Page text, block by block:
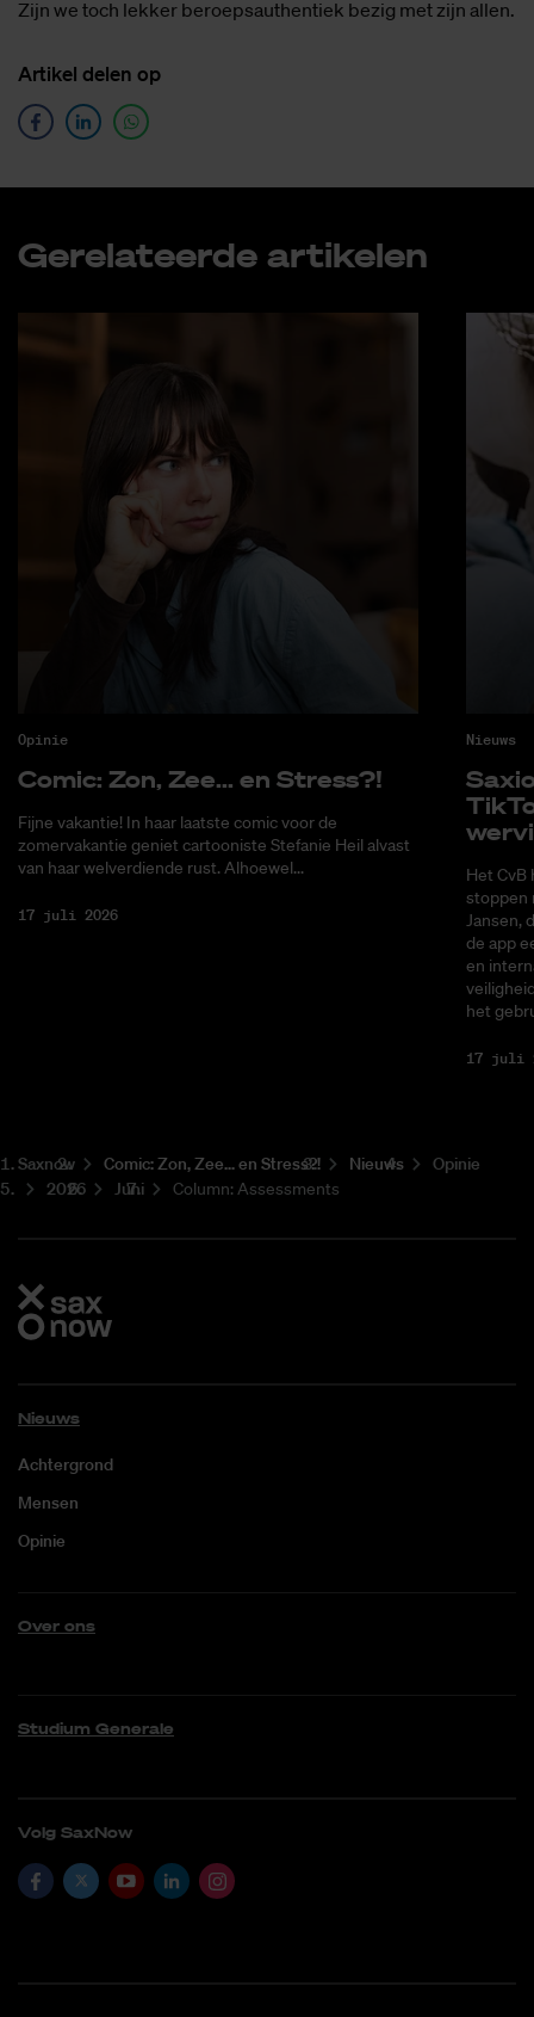
Zijn we toch lekker beroepsauthentiek bezig met zijn allen.
Ar­ti­kel de­len op
Ge­re­la­teer­de ar­ti­ke­len
Opinie
Co­mic: Zon, Zee... en Stress?!
Fijne vakantie! In haar laatste comic voor de
zomervakantie geniet cartooniste Stefanie Heil alvast
van haar welverdiende rust. Alhoewel...
17 juli 2026
Nieuws
Het CvB
stoppen
Jansen,
de app
en
het
17 juli
Saxnow Co­mic: Zon, Zee... en Stress?! Nieuws
Opinie
2026
Juni Column: Assessments
Nieuws
Achtergrond
Mensen
Opinie
Over ons
Studium Generale
Volg SaxNow